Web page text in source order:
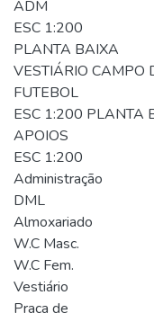
ADM
ESC 1:200
PLANTA BAIXA
VESTIÁRIO CAMPO
FUTEBOL
ESC 1:200 PLANTA
APOIOS
ESC 1:200
Administração
DML
Almoxariado
W.C Masc.
W.C Fem.
Vestiário
Praça de